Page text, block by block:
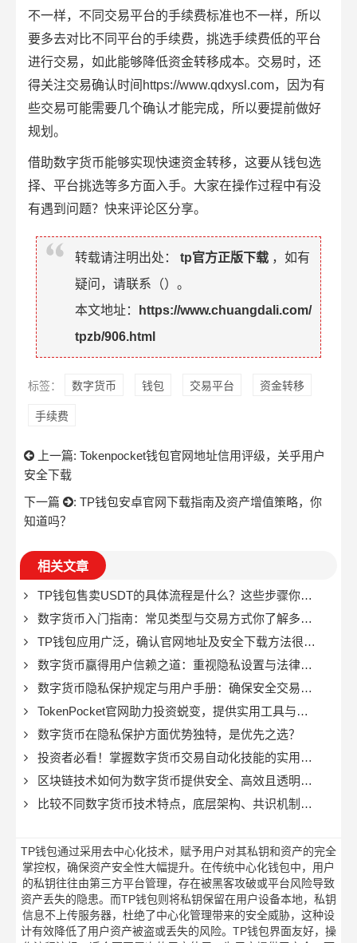
不一样，不同交易平台的手续费标准也不一样，所以
要多去对比不同平台的手续费，挑选手续费低的平台
进行交易，如此能够降低资金转移成本。交易时，还
得关注交易确认时间https://www.qdxysl.com，因为有
些交易可能需要几个确认才能完成，所以要提前做好
规划。
借助数字货币能够实现快速资金转移，这要从钱包选
择、平台挑选等多方面入手。大家在操作过程中有没
有遇到问题？快来评论区分享。
转载请注明出处： tp官方正版下载 ，如有
疑问，请联系（）。
本文地址：
https://www.chuangdali.com/
tpzb/906.html
标签： 数字货币 钱包 交易平台 资金转移
手续费
上一篇: Tokenpocket钱包官网地址信用评级，关乎用户
安全下载
下一篇
: TP钱包安卓官网下载指南及资产增值策略，你
知道吗？
相关文章
TP钱包售卖USDT的具体流程是什么？这些步骤你要知道
数字货币入门指南：常见类型与交易方式你了解多少？
TP钱包应用广泛，确认官网地址及安全下载方法很重要
数字货币赢得用户信赖之道：重视隐私设置与法律监管
数字货币隐私保护规定与用户手册：确保安全交易的关键
TokenPocket官网助力投资蜕变，提供实用工具与精准资讯
数字货币在隐私保护方面优势独特，是优先之选？
投资者必看！掌握数字货币交易自动化技能的实用方法
区块链技术如何为数字货币提供安全、高效且透明的运行环境？
比较不同数字货币技术特点，底层架构、共识机制等很关键
TP钱包通过采用去中心化技术，赋予用户对其私钥和资产的完全
掌控权，确保资产安全性大幅提升。在传统中心化钱包中，用户
的私钥往往由第三方平台管理，存在被黑客攻破或平台风险导致
资产丢失的隐患。而TP钱包则将私钥保留在用户设备本地，私钥
信息不上传服务器，杜绝了中心化管理带来的安全威胁，这种设
计有效降低了用户资产被盗或丢失的风险。TP钱包界面友好，操